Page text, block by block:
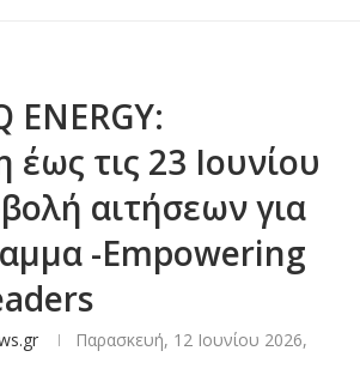
ENERGY:
τις 23 Ιουνίου
αιτήσεων για
-Empowering
Παρασκευή, 12 Ιουνίου 2026,